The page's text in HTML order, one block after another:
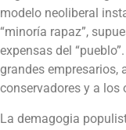
modelo neoliberal
“minoría rapaz”,
expensas del
grandes empresarios,
conservadores y a los
La demagogia